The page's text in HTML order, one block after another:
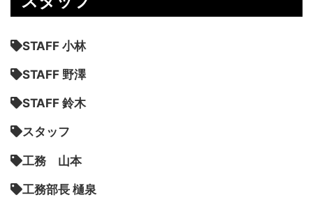
STAFF 小林
STAFF 野澤
STAFF 鈴木
スタッフ
工務 山本
工務部長 樋泉